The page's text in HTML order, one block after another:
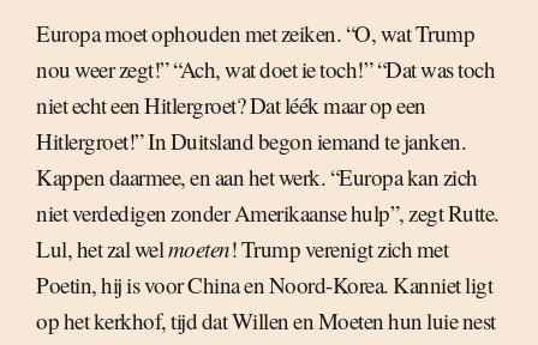
Europa moet ophouden met zeiken. “O, wat Trump
nou weer zegt!” “Ach, wat doet ie toch!” “Dat was toch
niet echt een Hitlergroet? Dat léék maar op een
Hitlergroet!” In Duitsland begon iemand te janken.
Kappen daarmee, en aan het werk. “Europa kan zich
niet verdedigen zonder Amerikaanse hulp”, zegt Rutte.
Lul, het zal welmoeten! Trump verenigt zich met
Poetin, hij is voor China en Noord-Korea. Kanniet ligt
op het kerkhof, tijd dat Willen en Moeten hun luie nest